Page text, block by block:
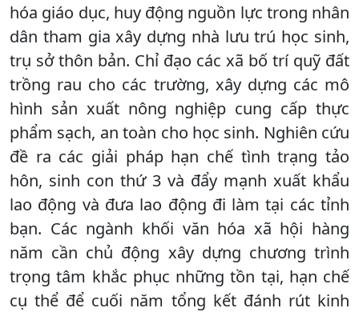
hóa giáo dục, huy động nguồn lực trong nhân
dân tham gia xây dựng nhà lưu trú học sinh,
trụ sở thôn bản. Chỉ đạo các xã bố trí quỹ đất
trồng rau cho các trường, xây dựng các mô
hình sản xuất nông nghiệp cung cấp thực
phẩm sạch, an toàn cho học sinh. Nghiên cứu
đề ra các giải pháp hạn chế tình trạng tảo
hôn, sinh con thứ 3 và đẩy mạnh xuất khẩu
lao động và đưa lao động đi làm tại các tỉnh
bạn. Các ngành khối văn hóa xã hội hàng
năm cần chủ động xây dựng chương trình
trọng tâm khắc phục những tồn tại, hạn chế
cụ thể để cuối năm tổng kết đánh rút kinh